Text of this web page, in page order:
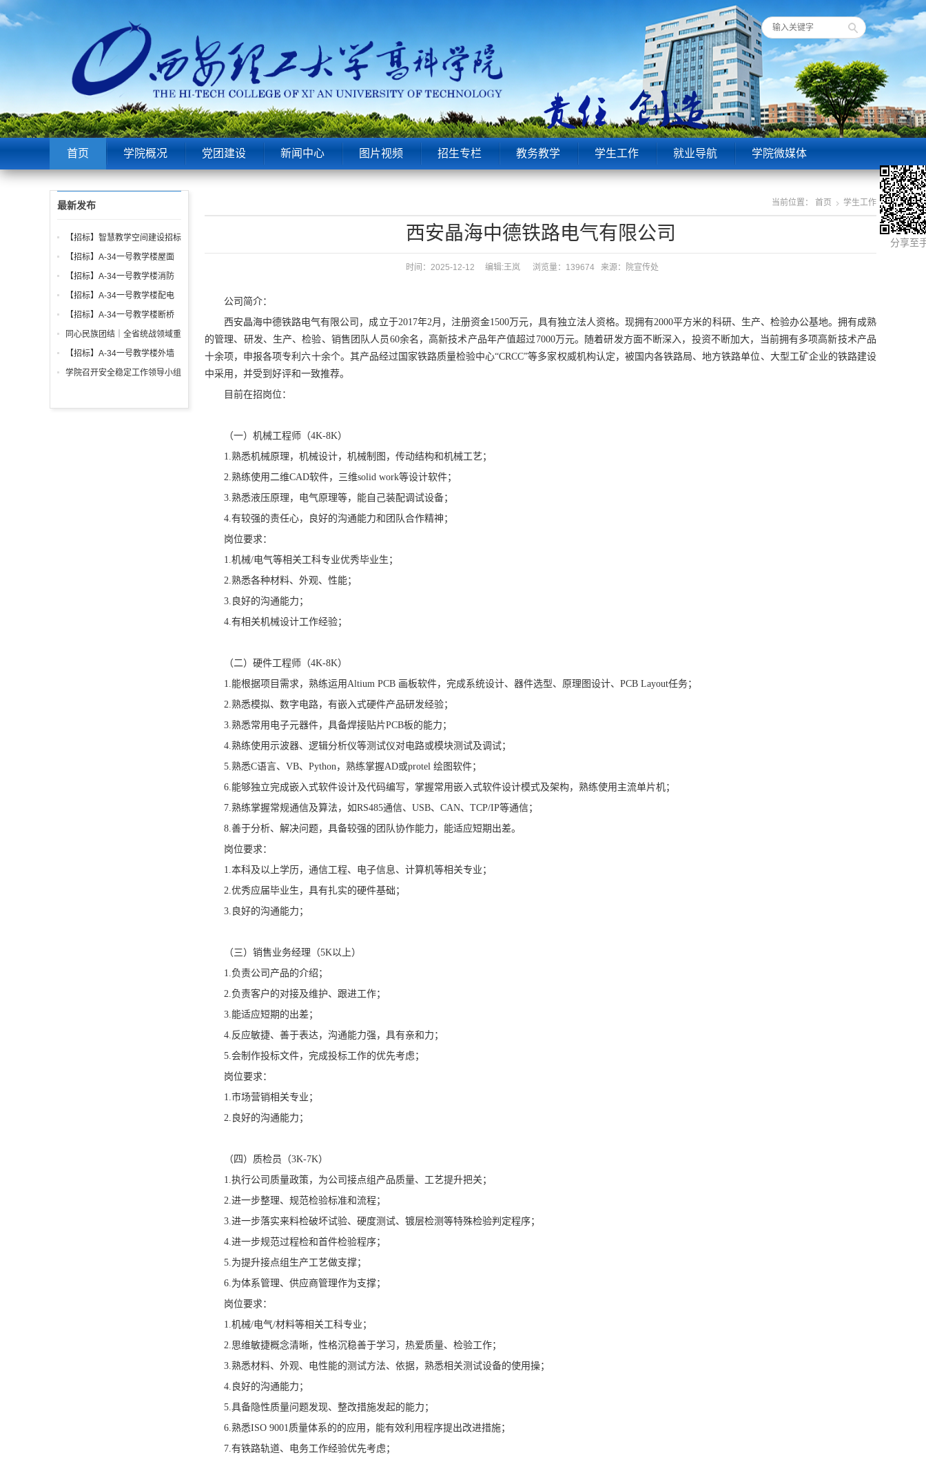
首页 学院概况 党团建设 新闻中心 图片视频 招生专栏 教务教学 学生工作 就业导航 学院微媒体
当前位置： 首页 学生工作
分享至
西安晶海中德铁路电气有限公司
时间：2025-12-12 编辑:王岚 浏览量：139674 来源：院宣传处
公司简介：
西安晶海中德铁路电气有限公司，成立于2017年2月，注册资金1500万元，具有独立法人资格。现拥有2000平方米的科研、生产、检验办公基地。拥有成熟
的管理、研发、生产、检验、销售团队人员60余名，高新技术产品年产值超过7000万元。随着研发方面不断深入，投资不断加大，当前拥有多项高新技术产品
十余项，申报各项专利六十余个。其产品经过国家铁路质量检验中心“CRCC”等多家权威机构认定，被国内各铁路局、地方铁路单位、大型工矿企业的铁路建设
中采用，并受到好评和一致推荐。
目前在招岗位：
（一）机械工程师（4K-8K）
1.熟悉机械原理，机械设计，机械制图，传动结构和机械工艺；
2.熟练使用二维CAD软件，三维solid work等设计软件；
3.熟悉液压原理，电气原理等，能自己装配调试设备；
4.有较强的责任心，良好的沟通能力和团队合作精神；
岗位要求：
1.机械/电气等相关工科专业优秀毕业生；
2.熟悉各种材料、外观、性能；
3.良好的沟通能力；
4.有相关机械设计工作经验；
（二）硬件工程师（4K-8K）
1.能根据项目需求，熟练运用Altium PCB 画板软件，完成系统设计、器件选型、原理图设计、PCB Layout任务；
2.熟悉模拟、数字电路，有嵌入式硬件产品研发经验；
3.熟悉常用电子元器件，具备焊接贴片PCB板的能力；
4.熟练使用示波器、逻辑分析仪等测试仪对电路或模块测试及调试；
5.熟悉C语言、VB、Python，熟练掌握AD或protel 绘图软件；
6.能够独立完成嵌入式软件设计及代码编写，掌握常用嵌入式软件设计模式及架构，熟练使用主流单片机；
7.熟练掌握常规通信及算法，如RS485通信、USB、CAN、TCP/IP等通信；
8.善于分析、解决问题，具备较强的团队协作能力，能适应短期出差。
岗位要求：
1.本科及以上学历，通信工程、电子信息、计算机等相关专业；
2.优秀应届毕业生，具有扎实的硬件基础；
3.良好的沟通能力；
（三）销售业务经理（5K以上）
1.负责公司产品的介绍；
2.负责客户的对接及维护、跟进工作；
3.能适应短期的出差；
4.反应敏捷、善于表达，沟通能力强，具有亲和力；
5.会制作投标文件，完成投标工作的优先考虑；
岗位要求：
1.市场营销相关专业；
2.良好的沟通能力；
（四）质检员（3K-7K）
1.执行公司质量政策，为公司接点组产品质量、工艺提升把关；
2.进一步整理、规范检验标准和流程；
3.进一步落实来料检破坏试验、硬度测试、镀层检测等特殊检验判定程序；
4.进一步规范过程检和首件检验程序；
5.为提升接点组生产工艺做支撑；
6.为体系管理、供应商管理作为支撑；
岗位要求：
1.机械/电气/材料等相关工科专业；
2.思维敏捷概念清晰，性格沉稳善于学习，热爱质量、检验工作；
3.熟悉材料、外观、电性能的测试方法、依据，熟悉相关测试设备的使用操；
4.良好的沟通能力；
5.具备隐性质量问题发现、整改措施发起的能力；
6.熟悉ISO 9001质量体系的的应用，能有效利用程序提出改进措施；
7.有铁路轨道、电务工作经验优先考虑；
最新发布
【招标】智慧教学空间建设招标
公告
【招标】A-34一号教学楼屋面
找坡层及保温层工程招标公告
【招标】A-34一号教学楼消防
给水、电气、通风系统与防火门
调试工程招标公告
【招标】A-34一号教学楼配电
箱、柜采购招标文件
【招标】A-34一号教学楼断桥
铝合金窗深化设计、制作安装招
标公告
同心民族团结｜全省统战领域重
点工作推进会召开
【招标】A-34一号教学楼外墙
保温及饰面工程招标公告
学院召开安全稳定工作领导小组
校园安全工作